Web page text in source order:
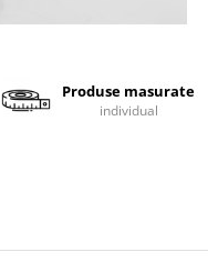
Produse masurate
individual